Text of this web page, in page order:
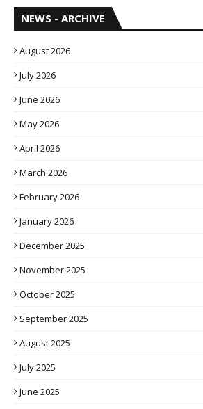
NEWS - ARCHIVE
August 2026
July 2026
June 2026
May 2026
April 2026
March 2026
February 2026
January 2026
December 2025
November 2025
October 2025
September 2025
August 2025
July 2025
June 2025